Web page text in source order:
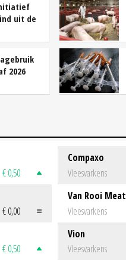
uit de
2026
€ 0,50
€ 0,00
€ 0,50
Compaxo
Vleesvarkens
Van Rooi Meat
Vleesvarkens
Vion
Vleesvarkens